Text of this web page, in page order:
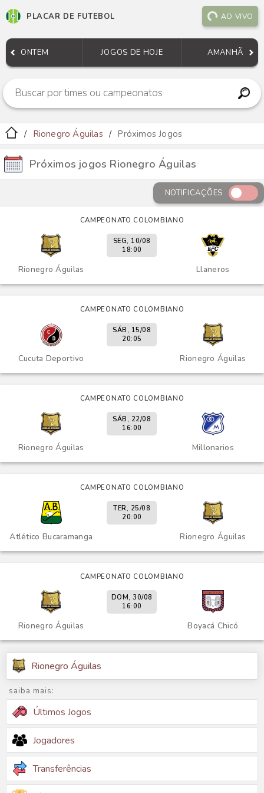
PLACAR DE FUTEBOL AO VIVO
ONTEM JOGOS DE HOJE AMANHÃ
Rionegro Águilas Próximos Jogos
Próximos jogos Rionegro Águilas
NOTIFICAÇÕES
CAMPEONATO COLOMBIANO
Rionegro Águilas Llaneros
SEG, 10/08
18:00
CAMPEONATO COLOMBIANO
Cucuta Deportivo Rionegro Águilas
SÁB, 15/08
20:05
CAMPEONATO COLOMBIANO
Rionegro Águilas Millonarios
SÁB, 22/08
16:00
CAMPEONATO COLOMBIANO
Atlético Bucaramanga Rionegro Águilas
TER, 25/08
20:00
CAMPEONATO COLOMBIANO
Rionegro Águilas Boyacá Chicó
DOM, 30/08
16:00
Rionegro Águilas
saiba mais:
Últimos Jogos
Jogadores
Transferências